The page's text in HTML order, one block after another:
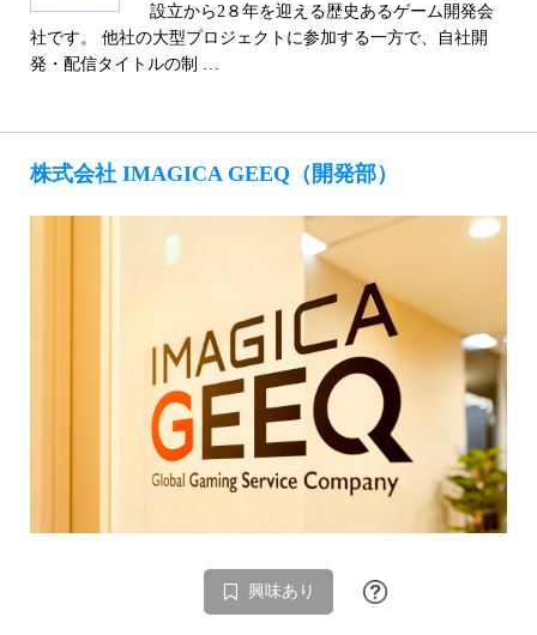
設立から2８年を迎える歴史あるゲーム開発会
社です。 他社の大型プロジェクトに参加する一方で、自社開
発・配信タイトルの制 …
株式会社 IMAGICA GEEQ（開発部）
興味あり